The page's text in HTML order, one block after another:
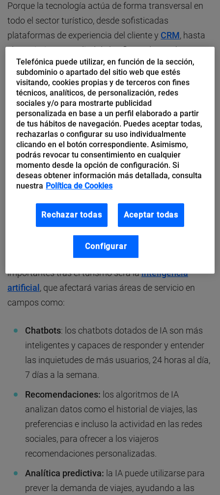
Porque la tecnología actúa de forma transversal en
todo el sector turístico, desde sofisticadas
plataformas de experiencia del cliente y CRM, hasta
el seguimiento satelital de las flotas de autobuses o
el Internet de las Cosas en sensores de vigilancia. Se
trata de un sector que evoluciona de forma
constante.
Un ejemplo de este dinamismo lo dieron fenómenos
como la pandemia, que generaron cambios drásticos
en los protocolos de higiene y seguridad, con
medidas más estrictas en todos los ámbitos del
sector turístico, incluyendo prácticas que ahora son
Impacto de la Inteligencia Artificial en el
Como era de esperar, una de las tecnologías más
importantes tras el turismo será lainteligencia
artificial , que afectará varias áreas de servicio en
campos como:
Chatbots: los chatbots dotados de IA son más
inteligentes y capaces de responder y entender
las inquietudes de más usuarios, 24 horas al día,
7 días a la semana.
Recomendaciones: los algoritmos de IA
analizan datos como el historial de viajes, las
preferencias e incluso la actividad en las redes
sociales, para ofrecer a los viajeros
recomendaciones personalizadas.
Analítica predictiva: la IA puede utilizarse para
prever la demanda de viajes, ayudando a las
Telefónica puede utilizar, en función de la sección,
subdominio o apartado del sitio web que estés
visitando, cookies propias y de terceros con fines
técnicos, analíticos, de personalización, redes
sociales y/o para mostrarte publicidad
personalizada en base a un perfil elaborado a partir
de tus hábitos de navegación. Puedes aceptar todas,
rechazarlas o configurar su uso individualmente
clicando en el botón correspondiente. Asimismo,
podrás revocar tu consentimiento en cualquier
momento desde la opción de configuración. Si
deseas obtener información más detallada, consulta
nuestra Política de Cookies
Rechazar todas Aceptar todas
Configurar